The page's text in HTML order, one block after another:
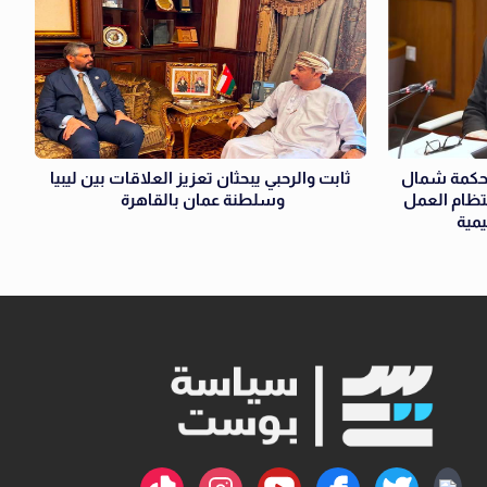
شمال
العمل
ثابت والرحبي يبحثان تعزيز العلاقات بين ليبيا
وسلطنة عمان بالقاهرة